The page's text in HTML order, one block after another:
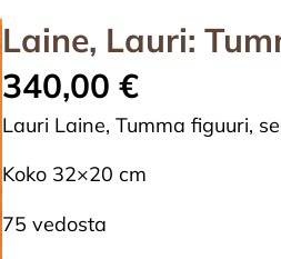
Laine, Lauri:
340,00 €
Lauri Laine, Tumma figuuri,
Koko 32×20 cm
75 vedosta